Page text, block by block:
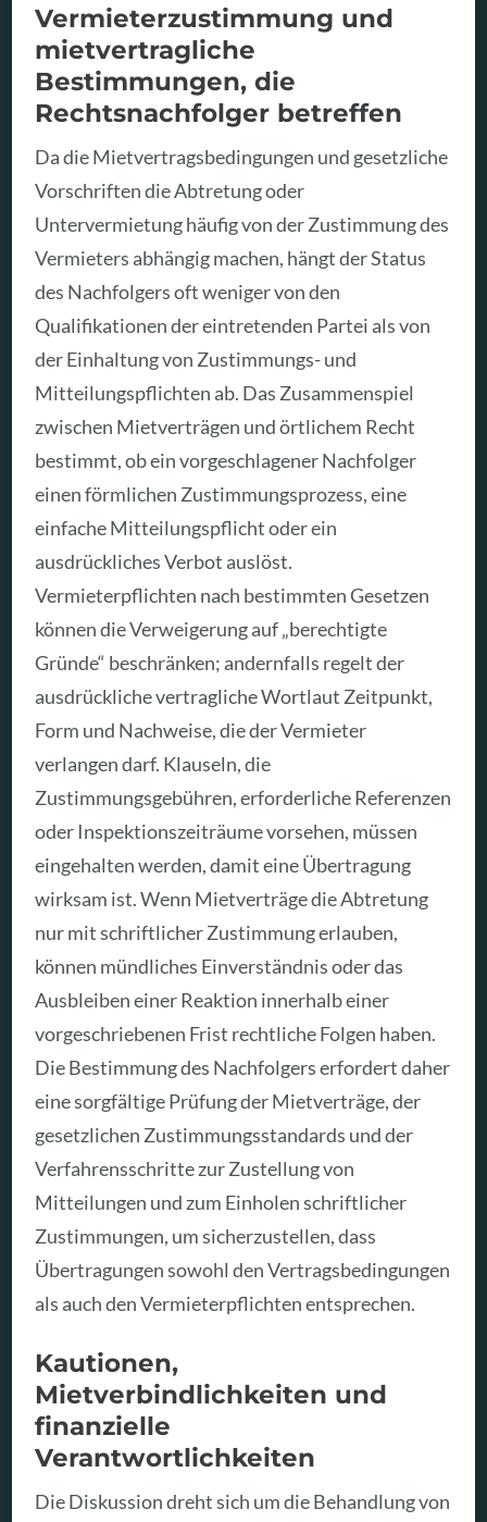
Vermieterzustimmung und
mietvertragliche
Bestimmungen, die
Rechtsnachfolger betreffen
Da die Mietvertragsbedingungen und gesetzliche
Vorschriften die Abtretung oder
Untervermietung häufig von der Zustimmung des
Vermieters abhängig machen, hängt der Status
des Nachfolgers oft weniger von den
Qualifikationen der eintretenden Partei als von
der Einhaltung von Zustimmungs- und
Mitteilungspflichten ab. Das Zusammenspiel
zwischen Mietverträgen und örtlichem Recht
bestimmt, ob ein vorgeschlagener Nachfolger
einen förmlichen Zustimmungsprozess, eine
einfache Mitteilungspflicht oder ein
ausdrückliches Verbot auslöst.
Vermieterpflichten nach bestimmten Gesetzen
können die Verweigerung auf „berechtigte
Gründe“ beschränken; andernfalls regelt der
ausdrückliche vertragliche Wortlaut Zeitpunkt,
Form und Nachweise, die der Vermieter
verlangen darf. Klauseln, die
Zustimmungsgebühren, erforderliche Referenzen
oder Inspektionszeiträume vorsehen, müssen
eingehalten werden, damit eine Übertragung
wirksam ist. Wenn Mietverträge die Abtretung
nur mit schriftlicher Zustimmung erlauben,
können mündliches Einverständnis oder das
Ausbleiben einer Reaktion innerhalb einer
vorgeschriebenen Frist rechtliche Folgen haben.
Die Bestimmung des Nachfolgers erfordert daher
eine sorgfältige Prüfung der Mietverträge, der
gesetzlichen Zustimmungsstandards und der
Verfahrensschritte zur Zustellung von
Mitteilungen und zum Einholen schriftlicher
Zustimmungen, um sicherzustellen, dass
Übertragungen sowohl den Vertragsbedingungen
als auch den Vermieterpflichten entsprechen.
Kautionen,
Mietverbindlichkeiten und
finanzielle
Verantwortlichkeiten
Die Diskussion dreht sich um die Behandlung von